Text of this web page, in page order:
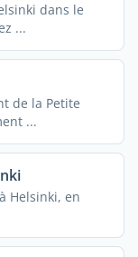
dans le
...
de la Petite
...
Helsinki, en